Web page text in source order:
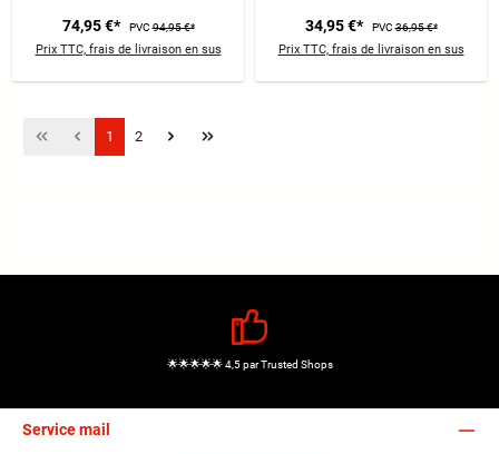
74,95 €* PVC94,95 €*
Prix TTC, frais de livraison en sus
34,95 €* PVC36,95 €*
Prix TTC, frais de livraison en sus
Page
1 Page
2
🌟🌟🌟🌟🌟 4,5 par Trusted Shops
Service mail